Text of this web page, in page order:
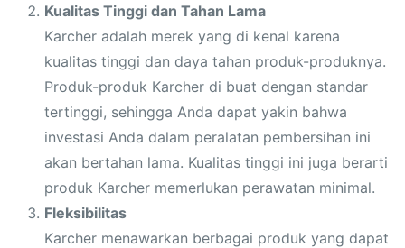
Kualitas Tinggi dan Tahan Lama
Karcher adalah merek yang di kenal karena
kualitas tinggi dan daya tahan produk-produknya.
Produk-produk Karcher di buat dengan standar
tertinggi, sehingga Anda dapat yakin bahwa
investasi Anda dalam peralatan pembersihan ini
akan bertahan lama. Kualitas tinggi ini juga berarti
produk Karcher memerlukan perawatan minimal.
Fleksibilitas
Karcher menawarkan berbagai produk yang dapat